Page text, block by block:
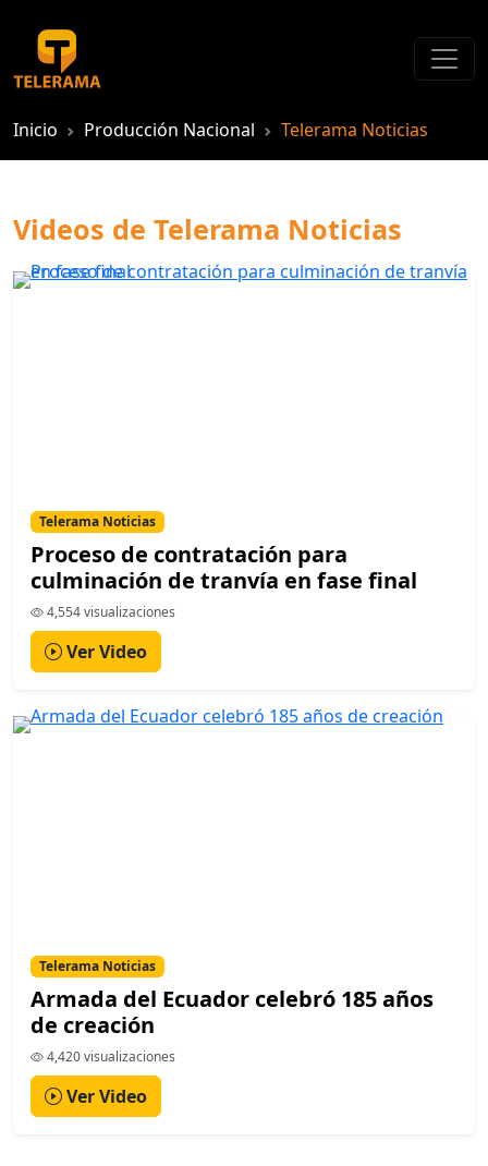
Inicio Producción Nacional Telerama Noticias
Videos de Telerama Noticias
Telerama Noticias
Proceso de contratación para
culminación de tranvía en fase final
4,554 visualizaciones
Ver Video
Telerama Noticias
Armada del Ecuador celebró 185 años
de creación
4,420 visualizaciones
Ver Video